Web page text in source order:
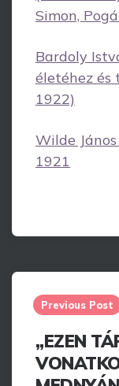
Simon,
Bardoly
életéhez és
1922)
Wilde
1921
Post
Previous Post
„EZEN